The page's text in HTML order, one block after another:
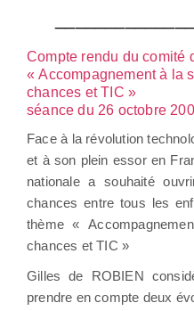
Compte rendu du comité
« Accompagnement à la
chances et TIC »
séance du 26 octobre
Face à la révolution
et à son plein essor en
nationale a souhaité
chances entre tous les
thème «
chances et TIC »
Gilles de ROBIEN
prendre en compte deux